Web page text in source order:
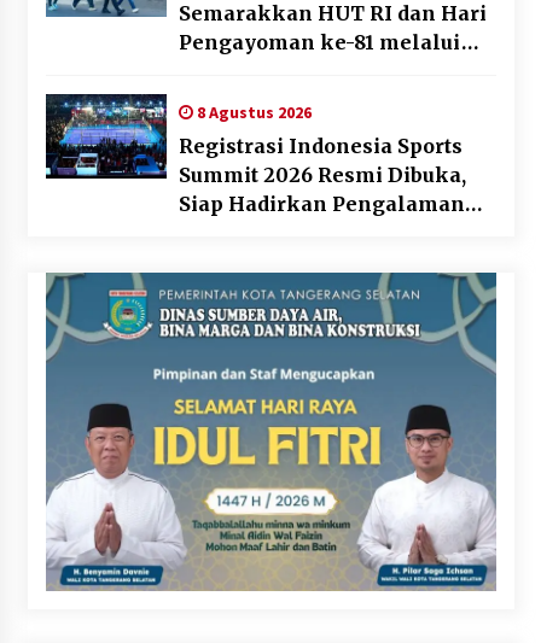
Semarakkan HUT RI dan Hari
Pengayoman ke-81 melalui
8 Agustus 2026
Registrasi Indonesia Sports
Summit 2026 Resmi Dibuka,
Siap Hadirkan Pengalaman